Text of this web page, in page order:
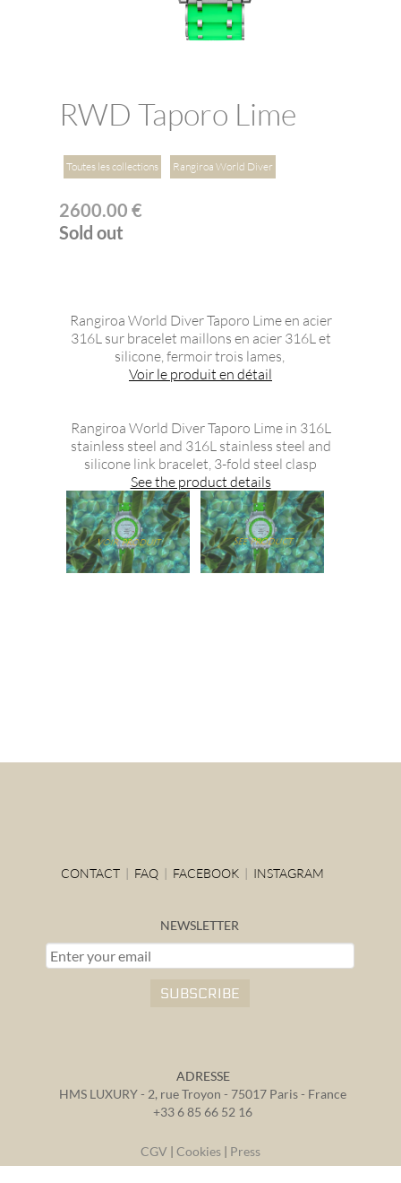
CGV | Cookies | Press
ADRESSE
HMS LUXURY - 2, rue Troyon - 75017 Paris - France
+33 6 85 66 52 16
NEWSLETTER
CONTACT | FAQ | FACEBOOK | INSTAGRAM
RWD Taporo Lime
Toutes les collections Rangiroa World Diver
2600.00 €
Sold out
Rangiroa World Diver Taporo Lime en acier
316L sur bracelet maillons en acier 316L et
silicone, fermoir trois lames,
Voir le produit en détail
Rangiroa World Diver Taporo Lime in 316L
stainless steel and 316L stainless steel and
silicone link bracelet, 3-fold steel clasp
See the product details